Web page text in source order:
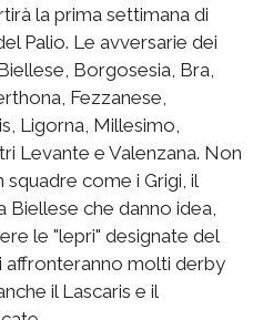
la prima settimana di
Palio. Le avversarie dei
Borgosesia, Bra,
Fezzanese,
Ligorna, Millesimo,
Levante e Valenzana. Non
squadre come i Grigi, il
Biellese che danno idea,
le "lepri" designate del
affronteranno molti derby
il Lascaris e il